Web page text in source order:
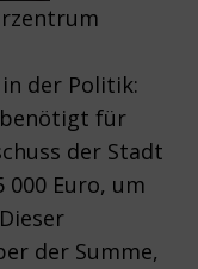
der Politik:
für
der Stadt
000 Euro, um
der Summe,